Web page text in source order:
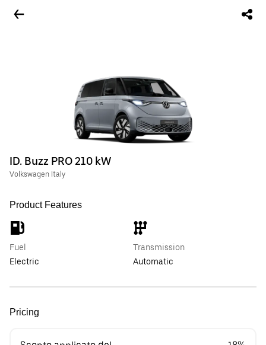
ID. Buzz PRO 210 kW
Volkswagen Italy
Product Features
Fuel
Electric
Transmission
Automatic
Pricing